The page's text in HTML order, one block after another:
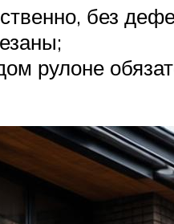
без
рулоне